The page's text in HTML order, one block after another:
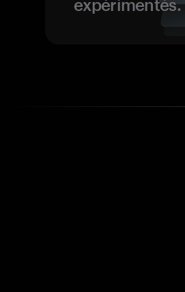
expérimentés.